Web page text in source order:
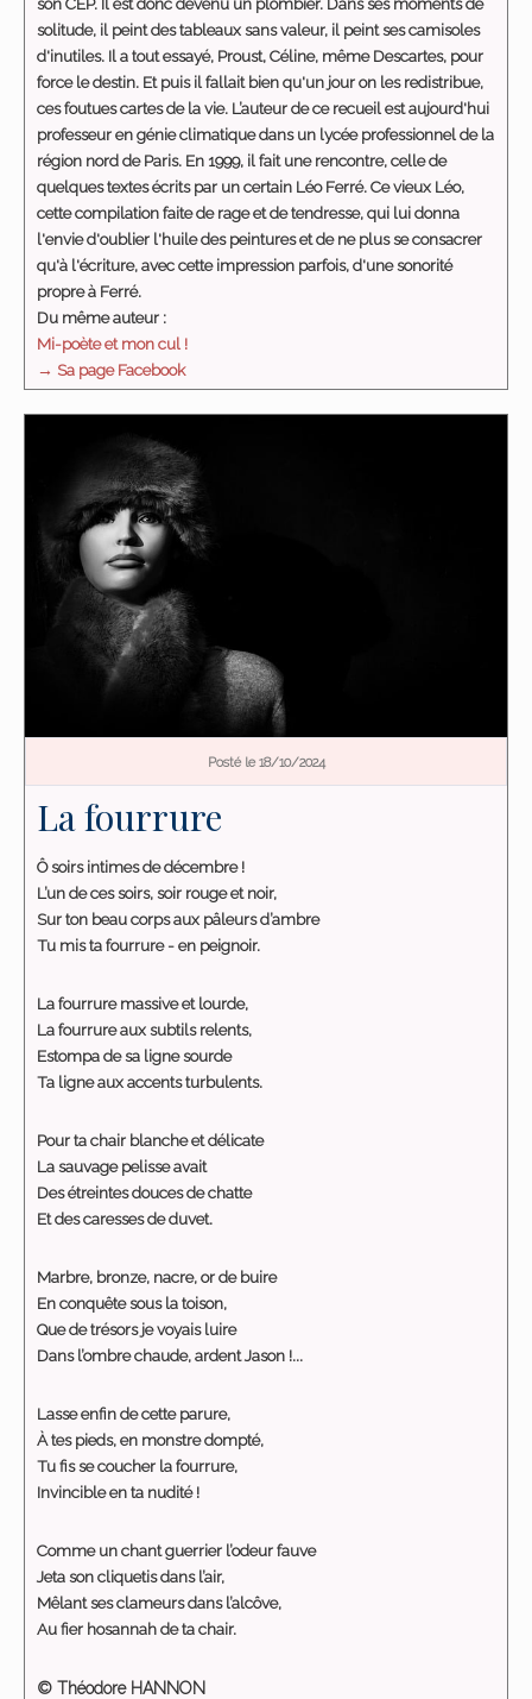
solitude, il peint des tableaux sans valeur, il peint ses camisoles
d'inutiles. Il a tout essayé, Proust, Céline, même Descartes, pour
force le destin. Et puis il fallait bien qu'un jour on les redistribue,
ces foutues cartes de la vie. L’auteur de ce recueil est aujourd'hui
professeur en génie climatique dans un lycée professionnel de la
région nord de Paris. En 1999, il fait une rencontre, celle de
quelques textes écrits par un certain Léo Ferré. Ce vieux Léo,
cette compilation faite de rage et de tendresse, qui lui donna
l'envie d'oublier l'huile des peintures et de ne plus se consacrer
qu'à l'écriture, avec cette impression parfois, d'une sonorité
propre à Ferré.
Du même auteur :
Mi-poète et mon cul !
→ Sa page Facebook
Posté le 18/10/2024
La fourrure
Ô soirs intimes de décembre !
L’un de ces soirs, soir rouge et noir,
Sur ton beau corps aux pâleurs d’ambre
Tu mis ta fourrure - en peignoir.
La fourrure massive et lourde,
La fourrure aux subtils relents,
Estompa de sa ligne sourde
Ta ligne aux accents turbulents.
Pour ta chair blanche et délicate
La sauvage pelisse avait
Des étreintes douces de chatte
Et des caresses de duvet.
Marbre, bronze, nacre, or de buire
En conquête sous la toison,
Que de trésors je voyais luire
Dans l’ombre chaude, ardent Jason !...
Lasse enfin de cette parure,
À tes pieds, en monstre dompté,
Tu fis se coucher la fourrure,
Invincible en ta nudité !
Comme un chant guerrier l’odeur fauve
Jeta son cliquetis dans l’air,
Mêlant ses clameurs dans l’alcôve,
Au fier hosannah de ta chair.
© Théodore HANNON